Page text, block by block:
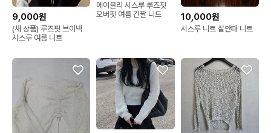
9,000원
(새 상품) 루즈핏 브이넥
시스루 여름 니트
에이블리 시스루 루즈핏
오버핏 여름 긴팔 니트
10,000원
시스루 니트 살안타 니트